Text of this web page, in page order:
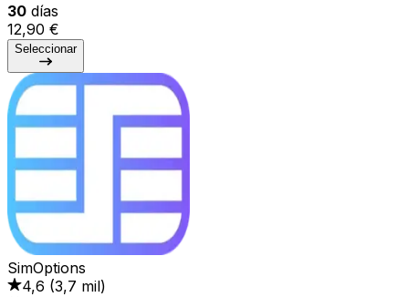
30 días
12,90 €
Seleccionar
SimOptions
4,6 (3,7 mil)